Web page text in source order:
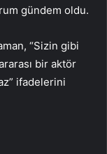
gündem oldu.
“Sizin gibi
bir aktör
ifadelerini